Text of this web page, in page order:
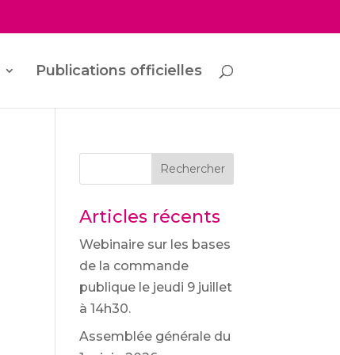
Publications officielles
Rechercher
Articles récents
Webinaire sur les bases
de la commande
publique le jeudi 9 juillet
à 14h30.
Assemblée générale du